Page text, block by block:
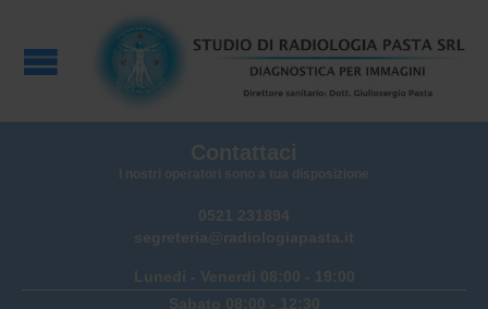
Contattaci
I nostri operatori sono a tua disposizione
0521 231894
segreteria@radiologiapasta.it
Lunedi - Venerdi 08:00 - 19:00
Sabato 08:00 - 12:30